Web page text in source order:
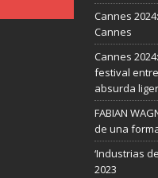
Cannes
Cannes
Cannes
festival entre
absurda
FABIAN
de una
‘Industrias
2023